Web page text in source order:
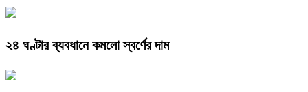
২৪ ঘণ্টার ব্যবধানে কমলো স্বর্ণের দাম